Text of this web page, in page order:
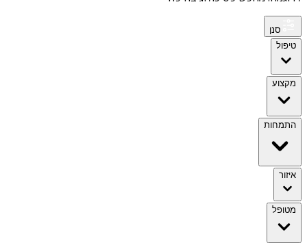
סנן
טיפול
מקצוע
התמחות
איזור
מטופל